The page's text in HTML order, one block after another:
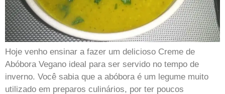
Hoje venho ensinar a fazer um delicioso Creme de
Abóbora Vegano ideal para ser servido no tempo de
inverno. Você sabia que a abóbora é um legume muito
utilizado em preparos culinários, por ter poucos